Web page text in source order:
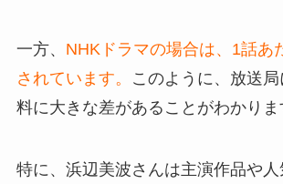
一方、 NHKドラマの場合は、1話あ
されています。
このように、放送
料に大きな差があることがわかりま
特に、浜辺美波さんは主演作品や